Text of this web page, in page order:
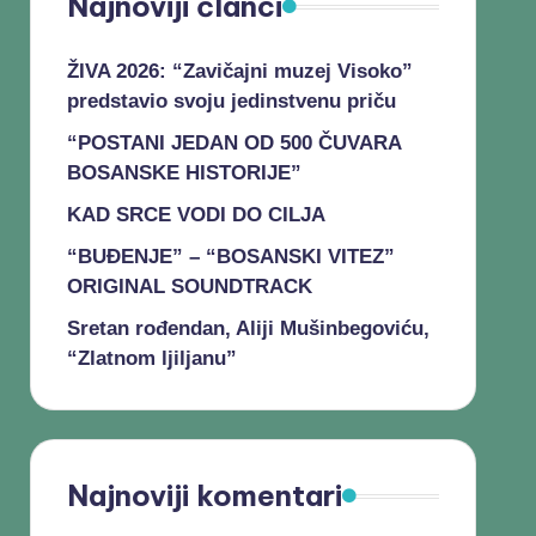
ŽIVA 2026: “Zavičajni muzej Visoko”
predstavio svoju jedinstvenu priču
“POSTANI JEDAN OD 500 ČUVARA
BOSANSKE HISTORIJE”
KAD SRCE VODI DO CILJA
“BUĐENJE” – “BOSANSKI VITEZ”
ORIGINAL SOUNDTRACK
Sretan rođendan, Aliji Mušinbegoviću,
“Zlatnom ljiljanu”
Najnoviji komentari